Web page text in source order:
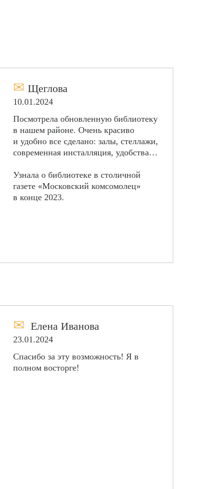
✉ Щеглова
10.01.2024
Посмотрела обновленную библиотеку
в нашем районе. Очень красиво
и удобно все сделано: залы, стеллажи,
современная инсталляция, удобства…
Узнала о библиотеке в столичной
газете «Московский комсомолец»
в конце 2023.
✉ Елена Иванова
23.01.2024
Спасибо за эту возможность! Я в
полном восторге!